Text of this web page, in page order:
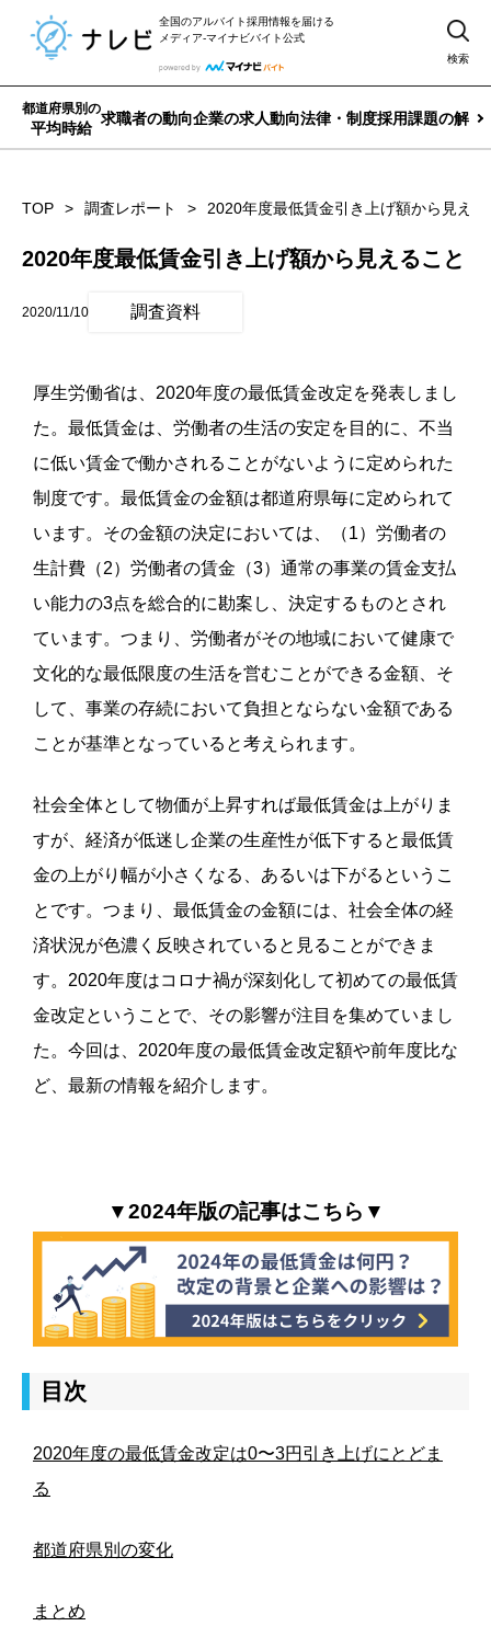
全国のアルバイト採用情報を届ける
メディア-マイナビバイト公式
検索
都道府県別の
平均時給
求職者の動向企業の求人動向法律・制度採用課題の解決
TOP 調査レポート 2020年度最低賃金引き上げ額から見える
2020年度最低賃金引き上げ額から見えること
2020/11/10 調査資料
厚生労働省は、 2020年度の最低賃金改定を発表しまし
た。 最低賃金は、労働者の生活の安定を目的に、不当
に低い賃金で働かされることがないように定められた
制度です。 最低賃金の金額は都道府県毎に定められて
います。その金額の決定においては、（1）労働者の
生計費（2）労働者の賃金（3）通常の事業の賃金支払
い能力の3点を総合的に勘案し、決定するものとされ
ています。 つまり、労働者がその地域において健康で
文化的な最低限度の生活を営むことができる金額、そ
して、事業の存続において負担とならない金額である
ことが基準となっていると考えられます。
社会全体として物価が上昇すれば最低賃金は上がりま
すが、経済が低迷し企業の生産性が低下すると最低賃
金の上がり幅が小さくなる、あるいは下がるというこ
とです。 つまり、最低賃金の金額には、社会全体の経
済状況が色濃く反映されていると見ることができま
す。 2020年度はコロナ禍が深刻化して初めての最低賃
金改定ということで、その影響が注目を集めていまし
た。 今回は、 2020年度の最低賃金改定額や前年度比な
ど、最新の情報を紹介します。
▼2024年版の記事はこちら▼
目次
2020年度の最低賃金改定は0〜3円引き上げにとどま
る
都道府県別の変化
まとめ